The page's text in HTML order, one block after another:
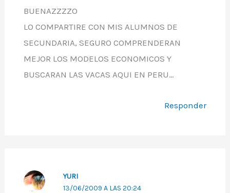
BUENAZZZZO
LO COMPARTIRE CON MIS ALUMNOS DE
SECUNDARIA, SEGURO COMPRENDERAN
MEJOR LOS MODELOS ECONOMICOS Y
BUSCARAN LAS VACAS AQUI EN PERU…
Responder
YURI
13/06/2009 A LAS 20:24